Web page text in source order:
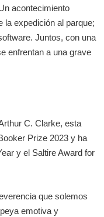
acontecimiento
la expedición al parque;
Juntos, con una
enfrentan a una grave
C. Clarke, esta
Prize 2023 y ha
y el Saltire Award for
que solemos
emotiva y